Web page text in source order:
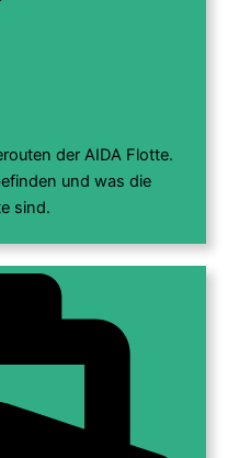
der AIDA Flotte.
und was die
sind.